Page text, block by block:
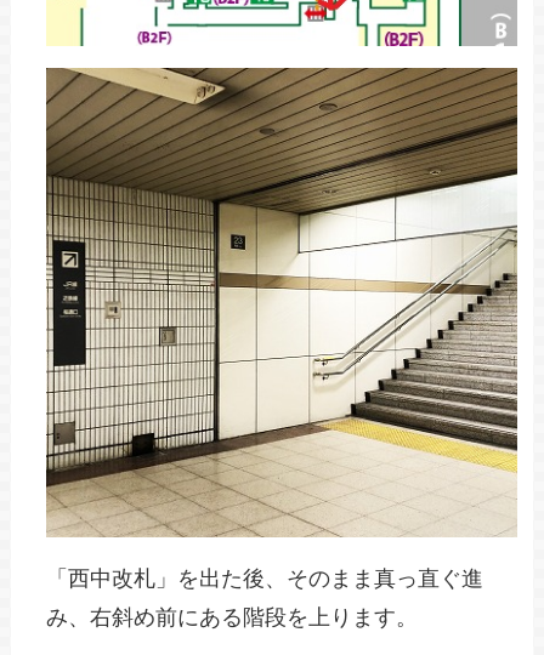
「西中改札」を出た後、そのまま真っ直ぐ進
み、右斜め前にある階段を上ります。